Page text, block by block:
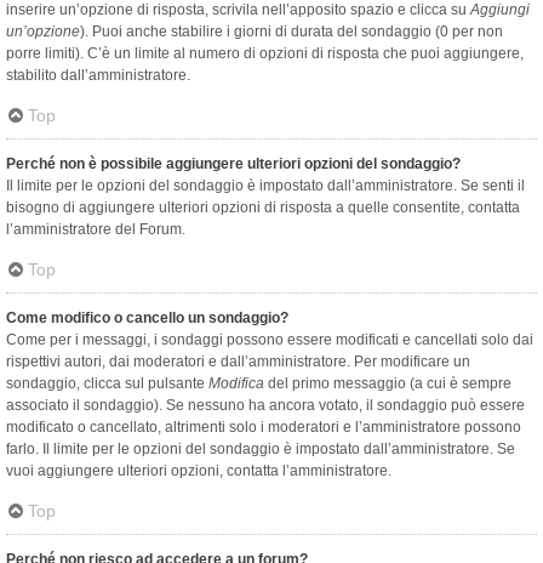
inserire un’opzione di risposta, scrivila nell’apposito spazio e clicca suAggiungi
un’opzione). Puoi anche stabilire i giorni di durata del sondaggio (0 per non
porre limiti). C’è un limite al numero di opzioni di risposta che puoi aggiungere,
stabilito dall’amministratore.
Top
Perché non è possibile aggiungere ulteriori opzioni del sondaggio?
Il limite per le opzioni del sondaggio è impostato dall’amministratore. Se senti il
bisogno di aggiungere ulteriori opzioni di risposta a quelle consentite, contatta
l’amministratore del Forum.
Top
Come modifico o cancello un sondaggio?
Come per i messaggi, i sondaggi possono essere modificati e cancellati solo dai
rispettivi autori, dai moderatori e dall’amministratore. Per modificare un
sondaggio, clicca sul pulsante Modifica del primo messaggio (a cui è sempre
associato il sondaggio). Se nessuno ha ancora votato, il sondaggio può essere
modificato o cancellato, altrimenti solo i moderatori e l’amministratore possono
farlo. Il limite per le opzioni del sondaggio è impostato dall’amministratore. Se
vuoi aggiungere ulteriori opzioni, contatta l’amministratore.
Top
Perché non riesco ad accedere a un forum?